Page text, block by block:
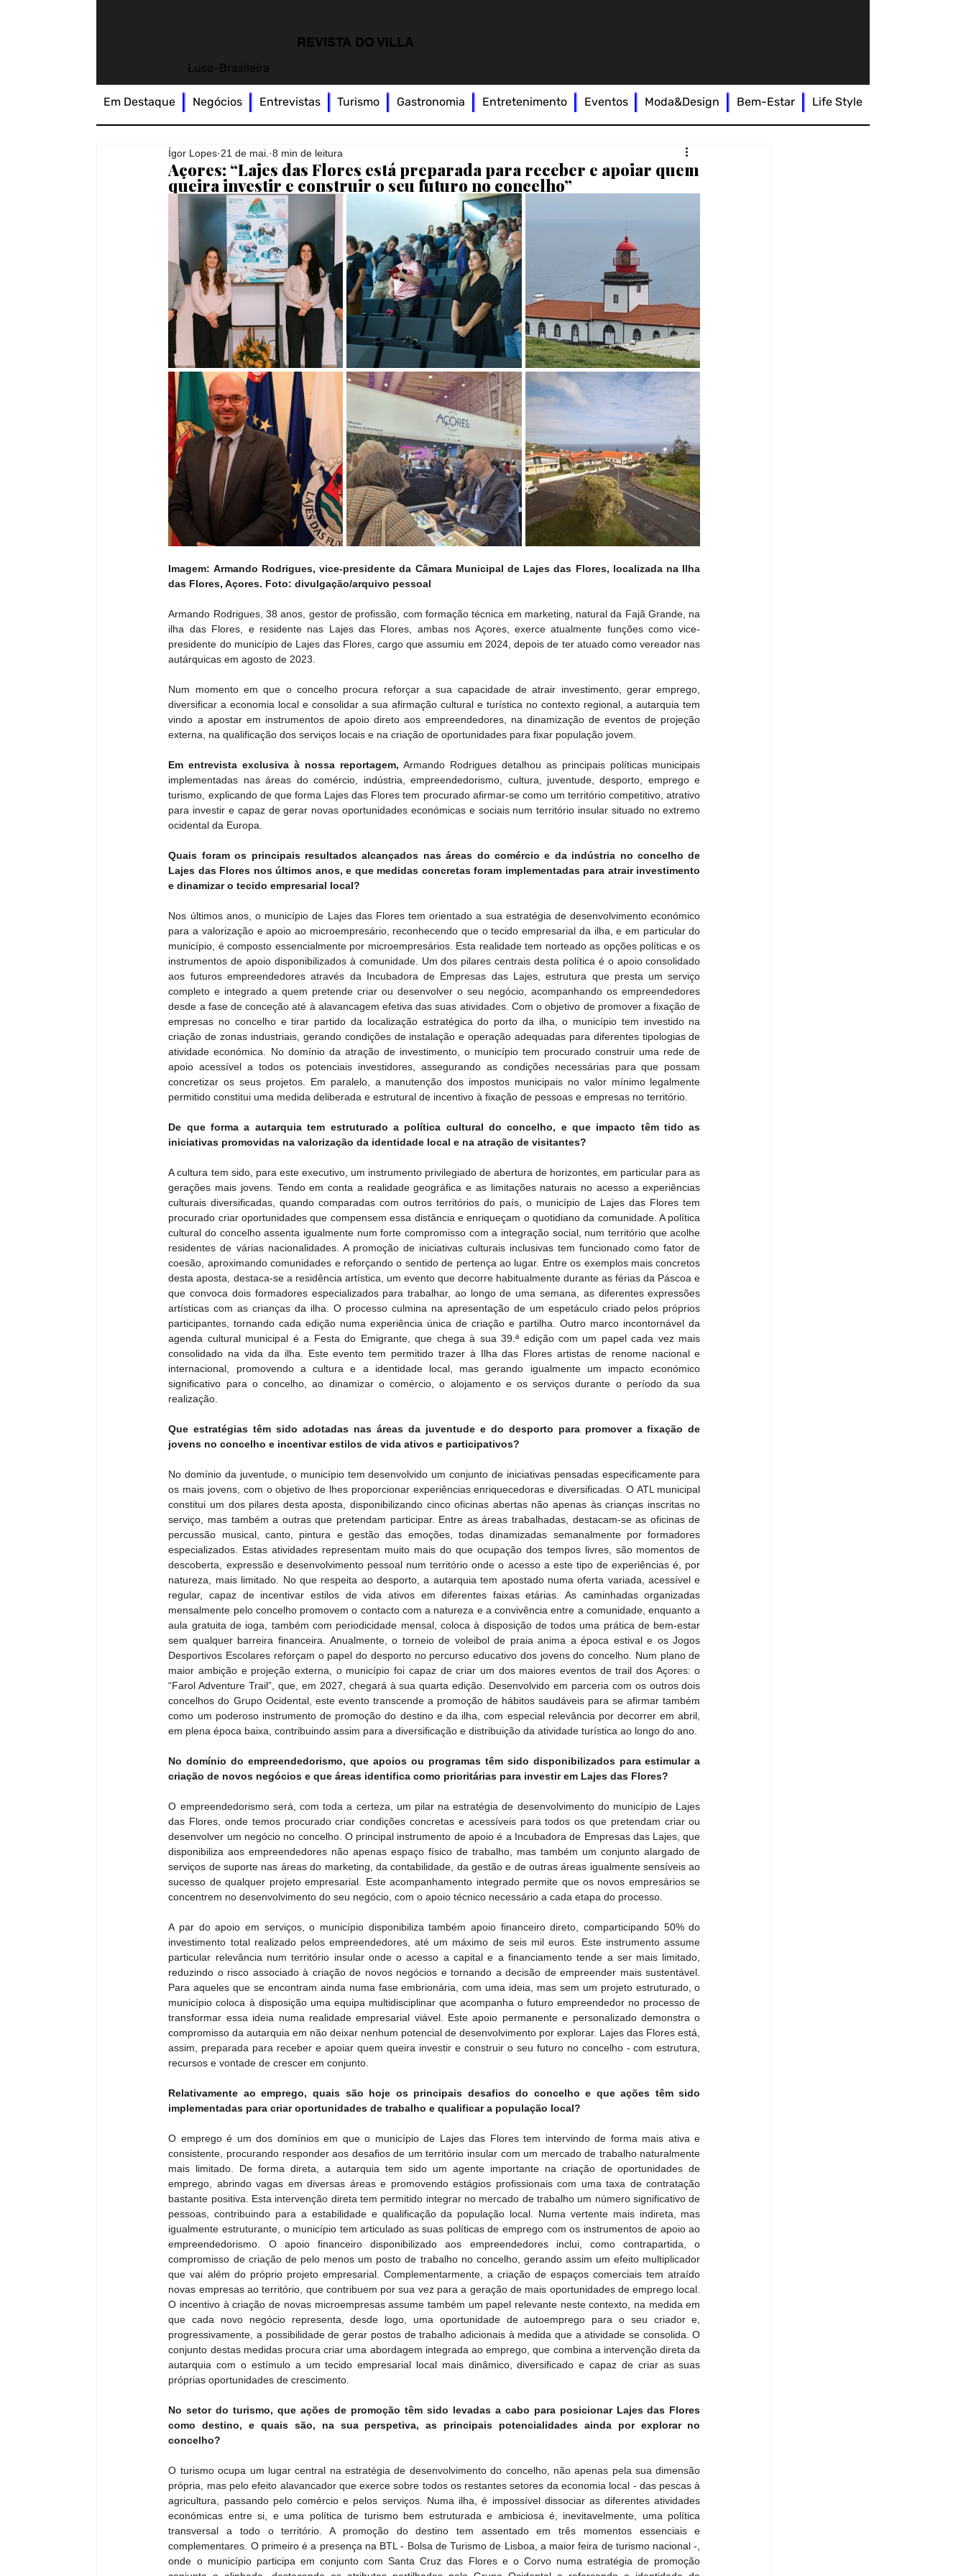
REVISTA DO VILLA
Luso-Brasileira
Açores: “Lajes das Flores está preparada para receber e apoiar quem
queira investir e construir o seu futuro no concelho”
Ígor Lopes 21 de mai. 8 min de leitura
Imagem: Armando Rodrigues, vice-presidente da Câmara Municipal de Lajes das Flores, localizada na Ilha
das Flores, Açores. Foto: divulgação/arquivo pessoal
Armando Rodrigues, 38 anos, gestor de profissão, com formação técnica em marketing, natural da Fajã Grande, na
ilha das Flores, e residente nas Lajes das Flores, ambas nos Açores, exerce atualmente funções como vice-
presidente do município de Lajes das Flores, cargo que assumiu em 2024, depois de ter atuado como vereador nas
autárquicas em agosto de 2023.
Num momento em que o concelho procura reforçar a sua capacidade de atrair investimento, gerar emprego,
diversificar a economia local e consolidar a sua afirmação cultural e turística no contexto regional, a autarquia tem
vindo a apostar em instrumentos de apoio direto aos empreendedores, na dinamização de eventos de projeção
externa, na qualificação dos serviços locais e na criação de oportunidades para fixar população jovem.
Em entrevista exclusiva à nossa reportagem, Armando Rodrigues detalhou as principais políticas municipais
implementadas nas áreas do comércio, indústria, empreendedorismo, cultura, juventude, desporto, emprego e
turismo, explicando de que forma Lajes das Flores tem procurado afirmar-se como um território competitivo, atrativo
para investir e capaz de gerar novas oportunidades económicas e sociais num território insular situado no extremo
ocidental da Europa.
Quais foram os principais resultados alcançados nas áreas do comércio e da indústria no concelho de
Lajes das Flores nos últimos anos, e que medidas concretas foram implementadas para atrair investimento
e dinamizar o tecido empresarial local?
Nos últimos anos, o município de Lajes das Flores tem orientado a sua estratégia de desenvolvimento económico
para a valorização e apoio ao microempresário, reconhecendo que o tecido empresarial da ilha, e em particular do
município, é composto essencialmente por microempresários. Esta realidade tem norteado as opções políticas e os
instrumentos de apoio disponibilizados à comunidade. Um dos pilares centrais desta política é o apoio consolidado
aos futuros empreendedores através da Incubadora de Empresas das Lajes, estrutura que presta um serviço
completo e integrado a quem pretende criar ou desenvolver o seu negócio, acompanhando os empreendedores
desde a fase de conceção até à alavancagem efetiva das suas atividades. Com o objetivo de promover a fixação de
empresas no concelho e tirar partido da localização estratégica do porto da ilha, o município tem investido na
criação de zonas industriais, gerando condições de instalação e operação adequadas para diferentes tipologias de
atividade económica. No domínio da atração de investimento, o município tem procurado construir uma rede de
apoio acessível a todos os potenciais investidores, assegurando as condições necessárias para que possam
concretizar os seus projetos. Em paralelo, a manutenção dos impostos municipais no valor mínimo legalmente
permitido constitui uma medida deliberada e estrutural de incentivo à fixação de pessoas e empresas no território.
De que forma a autarquia tem estruturado a política cultural do concelho, e que impacto têm tido as
iniciativas promovidas na valorização da identidade local e na atração de visitantes?
A cultura tem sido, para este executivo, um instrumento privilegiado de abertura de horizontes, em particular para as
gerações mais jovens. Tendo em conta a realidade geográfica e as limitações naturais no acesso a experiências
culturais diversificadas, quando comparadas com outros territórios do país, o município de Lajes das Flores tem
procurado criar oportunidades que compensem essa distância e enriqueçam o quotidiano da comunidade. A política
cultural do concelho assenta igualmente num forte compromisso com a integração social, num território que acolhe
residentes de várias nacionalidades. A promoção de iniciativas culturais inclusivas tem funcionado como fator de
coesão, aproximando comunidades e reforçando o sentido de pertença ao lugar. Entre os exemplos mais concretos
desta aposta, destaca-se a residência artística, um evento que decorre habitualmente durante as férias da Páscoa e
que convoca dois formadores especializados para trabalhar, ao longo de uma semana, as diferentes expressões
artísticas com as crianças da ilha. O processo culmina na apresentação de um espetáculo criado pelos próprios
participantes, tornando cada edição numa experiência única de criação e partilha. Outro marco incontornável da
agenda cultural municipal é a Festa do Emigrante, que chega à sua 39.ª edição com um papel cada vez mais
consolidado na vida da ilha. Este evento tem permitido trazer à Ilha das Flores artistas de renome nacional e
internacional, promovendo a cultura e a identidade local, mas gerando igualmente um impacto económico
significativo para o concelho, ao dinamizar o comércio, o alojamento e os serviços durante o período da sua
realização.
Que estratégias têm sido adotadas nas áreas da juventude e do desporto para promover a fixação de
jovens no concelho e incentivar estilos de vida ativos e participativos?
No domínio da juventude, o município tem desenvolvido um conjunto de iniciativas pensadas especificamente para
os mais jovens, com o objetivo de lhes proporcionar experiências enriquecedoras e diversificadas. O ATL municipal
constitui um dos pilares desta aposta, disponibilizando cinco oficinas abertas não apenas às crianças inscritas no
serviço, mas também a outras que pretendam participar. Entre as áreas trabalhadas, destacam-se as oficinas de
percussão musical, canto, pintura e gestão das emoções, todas dinamizadas semanalmente por formadores
especializados. Estas atividades representam muito mais do que ocupação dos tempos livres, são momentos de
descoberta, expressão e desenvolvimento pessoal num território onde o acesso a este tipo de experiências é, por
natureza, mais limitado. No que respeita ao desporto, a autarquia tem apostado numa oferta variada, acessível e
regular, capaz de incentivar estilos de vida ativos em diferentes faixas etárias. As caminhadas organizadas
mensalmente pelo concelho promovem o contacto com a natureza e a convivência entre a comunidade, enquanto a
aula gratuita de ioga, também com periodicidade mensal, coloca à disposição de todos uma prática de bem-estar
sem qualquer barreira financeira. Anualmente, o torneio de voleibol de praia anima a época estival e os Jogos
Desportivos Escolares reforçam o papel do desporto no percurso educativo dos jovens do concelho. Num plano de
maior ambição e projeção externa, o município foi capaz de criar um dos maiores eventos de trail dos Açores: o
“Farol Adventure Trail”, que, em 2027, chegará à sua quarta edição. Desenvolvido em parceria com os outros dois
concelhos do Grupo Ocidental, este evento transcende a promoção de hábitos saudáveis para se afirmar também
como um poderoso instrumento de promoção do destino e da ilha, com especial relevância por decorrer em abril,
em plena época baixa, contribuindo assim para a diversificação e distribuição da atividade turística ao longo do ano.
No domínio do empreendedorismo, que apoios ou programas têm sido disponibilizados para estimular a
criação de novos negócios e que áreas identifica como prioritárias para investir em Lajes das Flores?
O empreendedorismo será, com toda a certeza, um pilar na estratégia de desenvolvimento do município de Lajes
das Flores, onde temos procurado criar condições concretas e acessíveis para todos os que pretendam criar ou
desenvolver um negócio no concelho. O principal instrumento de apoio é a Incubadora de Empresas das Lajes, que
disponibiliza aos empreendedores não apenas espaço físico de trabalho, mas também um conjunto alargado de
serviços de suporte nas áreas do marketing, da contabilidade, da gestão e de outras áreas igualmente sensíveis ao
sucesso de qualquer projeto empresarial. Este acompanhamento integrado permite que os novos empresários se
concentrem no desenvolvimento do seu negócio, com o apoio técnico necessário a cada etapa do processo.
A par do apoio em serviços, o município disponibiliza também apoio financeiro direto, comparticipando 50% do
investimento total realizado pelos empreendedores, até um máximo de seis mil euros. Este instrumento assume
particular relevância num território insular onde o acesso a capital e a financiamento tende a ser mais limitado,
reduzindo o risco associado à criação de novos negócios e tornando a decisão de empreender mais sustentável.
Para aqueles que se encontram ainda numa fase embrionária, com uma ideia, mas sem um projeto estruturado, o
município coloca à disposição uma equipa multidisciplinar que acompanha o futuro empreendedor no processo de
transformar essa ideia numa realidade empresarial viável. Este apoio permanente e personalizado demonstra o
compromisso da autarquia em não deixar nenhum potencial de desenvolvimento por explorar. Lajes das Flores está,
assim, preparada para receber e apoiar quem queira investir e construir o seu futuro no concelho - com estrutura,
recursos e vontade de crescer em conjunto.
Relativamente ao emprego, quais são hoje os principais desafios do concelho e que ações têm sido
implementadas para criar oportunidades de trabalho e qualificar a população local?
O emprego é um dos domínios em que o município de Lajes das Flores tem intervindo de forma mais ativa e
consistente, procurando responder aos desafios de um território insular com um mercado de trabalho naturalmente
mais limitado. De forma direta, a autarquia tem sido um agente importante na criação de oportunidades de
emprego, abrindo vagas em diversas áreas e promovendo estágios profissionais com uma taxa de contratação
bastante positiva. Esta intervenção direta tem permitido integrar no mercado de trabalho um número significativo de
pessoas, contribuindo para a estabilidade e qualificação da população local. Numa vertente mais indireta, mas
igualmente estruturante, o município tem articulado as suas políticas de emprego com os instrumentos de apoio ao
empreendedorismo. O apoio financeiro disponibilizado aos empreendedores inclui, como contrapartida, o
compromisso de criação de pelo menos um posto de trabalho no concelho, gerando assim um efeito multiplicador
que vai além do próprio projeto empresarial. Complementarmente, a criação de espaços comerciais tem atraído
novas empresas ao território, que contribuem por sua vez para a geração de mais oportunidades de emprego local.
O incentivo à criação de novas microempresas assume também um papel relevante neste contexto, na medida em
que cada novo negócio representa, desde logo, uma oportunidade de autoemprego para o seu criador e,
progressivamente, a possibilidade de gerar postos de trabalho adicionais à medida que a atividade se consolida. O
conjunto destas medidas procura criar uma abordagem integrada ao emprego, que combina a intervenção direta da
autarquia com o estímulo a um tecido empresarial local mais dinâmico, diversificado e capaz de criar as suas
próprias oportunidades de crescimento.
No setor do turismo, que ações de promoção têm sido levadas a cabo para posicionar Lajes das Flores
como destino, e quais são, na sua perspetiva, as principais potencialidades ainda por explorar no
concelho?
O turismo ocupa um lugar central na estratégia de desenvolvimento do concelho, não apenas pela sua dimensão
própria, mas pelo efeito alavancador que exerce sobre todos os restantes setores da economia local - das pescas à
agricultura, passando pelo comércio e pelos serviços. Numa ilha, é impossível dissociar as diferentes atividades
económicas entre si, e uma política de turismo bem estruturada e ambiciosa é, inevitavelmente, uma política
transversal a todo o território. A promoção do destino tem assentado em três momentos essenciais e
complementares. O primeiro é a presença na BTL - Bolsa de Turismo de Lisboa, a maior feira de turismo nacional -,
onde o município participa em conjunto com Santa Cruz das Flores e o Corvo numa estratégia de promoção
Em Destaque Negócios Entrevistas Turismo Gastronomia Entretenimento Eventos Moda&Design Bem-Estar Life Style